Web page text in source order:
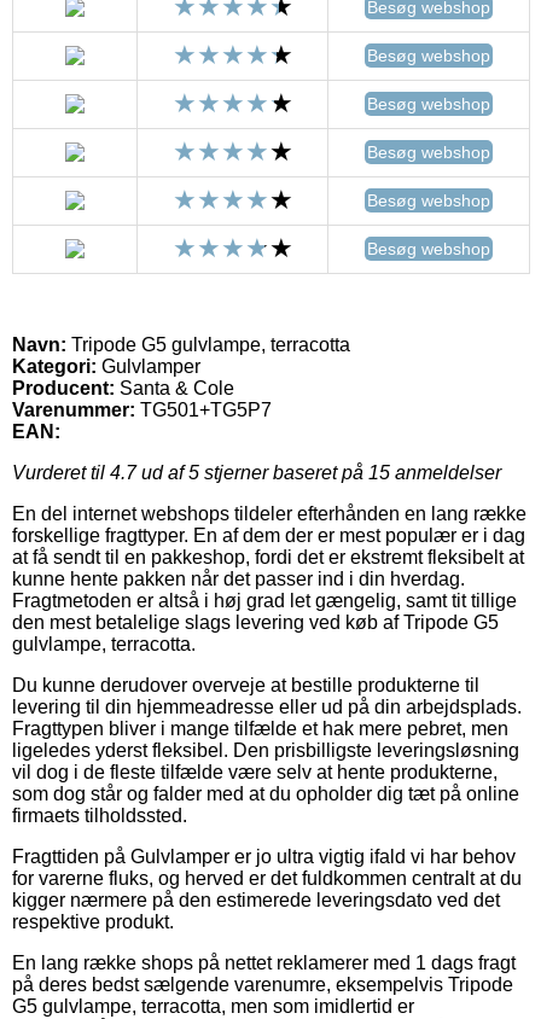
Besøg webshop
Besøg webshop
Besøg webshop
Besøg webshop
Besøg webshop
Besøg webshop
Navn: Tripode G5 gulvlampe, terracotta
Kategori: Gulvlamper
Producent: Santa & Cole
Varenummer: TG501+TG5P7
EAN:
Vurderet til 4.7ud af 5 stjerner baseret på 15 anmeldelser
En del internet webshops tildeler efterhånden en lang række
forskellige fragttyper. En af dem der er mest populær er i dag
at få sendt til en pakkeshop, fordi det er ekstremt fleksibelt at
kunne hente pakken når det passer ind i din hverdag.
Fragtmetoden er altså i høj grad let gængelig, samt tit tillige
den mest betalelige slags levering ved køb af Tripode G5
gulvlampe, terracotta.
Du kunne derudover overveje at bestille produkterne til
levering til din hjemmeadresse eller ud på din arbejdsplads.
Fragttypen bliver i mange tilfælde et hak mere pebret, men
ligeledes yderst fleksibel. Den prisbilligste leveringsløsning
vil dog i de fleste tilfælde være selv at hente produkterne,
som dog står og falder med at du opholder dig tæt på online
firmaets tilholdssted.
Fragttiden på Gulvlamper er jo ultra vigtig ifald vi har behov
for varerne fluks, og herved er det fuldkommen centralt at du
kigger nærmere på den estimerede leveringsdato ved det
respektive produkt.
En lang række shops på nettet reklamerer med 1 dags fragt
på deres bedst sælgende varenumre, eksempelvis Tripode
G5 gulvlampe, terracotta, men som imidlertid er